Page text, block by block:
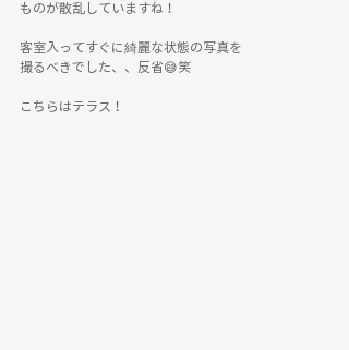
ものが散乱していますね！
客室入ってすぐに綺麗な状態の写真を
撮るべきでした、、反省😅笑
こちらはテラス！